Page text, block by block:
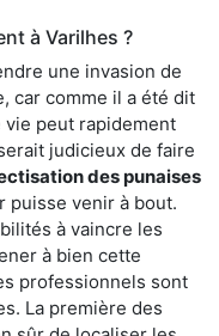
à Varilhes ?
une invasion de
car comme il a été dit
peut rapidement
judicieux de faire
des punaises
puisse venir à bout.
à vaincre les
à bien cette
professionnels sont
La première des